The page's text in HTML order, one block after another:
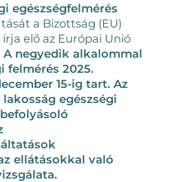
egészségfelmérés
a Bizottság (EU)
elő az Európai Unió
A negyedik alkalommal
felmérés 2025.
15-ig tart. Az
egészségi
ellátásokkal való